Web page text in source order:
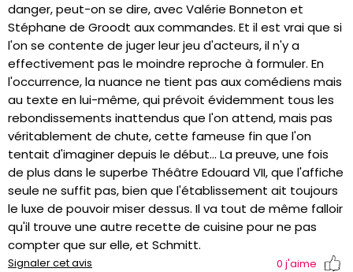
danger, peut-on se dire, avec Valérie Bonneton et
Stéphane de Groodt aux commandes. Et il est vrai que si
l'on se contente de juger leur jeu d'acteurs, il n'y a
effectivement pas le moindre reproche à formuler. En
l'occurrence, la nuance ne tient pas aux comédiens mais
au texte en lui-même, qui prévoit évidemment tous les
rebondissements inattendus que l'on attend, mais pas
véritablement de chute, cette fameuse fin que l'on
tentait d'imaginer depuis le début... La preuve, une fois
de plus dans le superbe Théâtre Edouard VII, que l'affiche
seule ne suffit pas, bien que l'établissement ait toujours
le luxe de pouvoir miser dessus. Il va tout de même falloir
qu'il trouve une autre recette de cuisine pour ne pas
compter que sur elle, et Schmitt.
Signaler cet avis 0 j'aime